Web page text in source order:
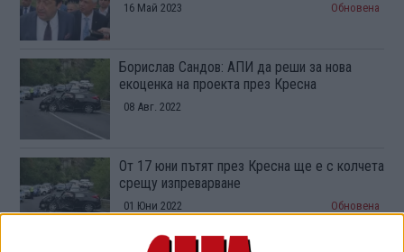
16 Май 2023 Обновена
Борислав Сандов: АПИ да реши за нова
екоценка на проекта през Кресна
08 Авг. 2022
От 17 юни пътят през Кресна ще е с колчета
срещу изпреварване
01 Юни 2022 Обновена